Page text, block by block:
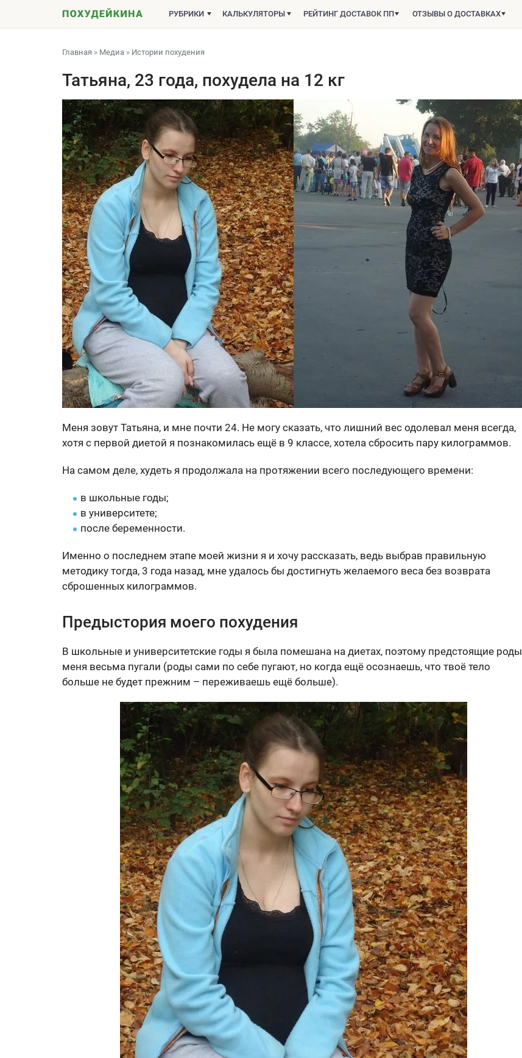
РУБРИКИ КАЛЬКУЛЯТОРЫ РЕЙТИНГ ДОСТАВОК ПП ОТЗЫВЫ О ДОСТАВКАХ
Главная » Медиа » Истории похудения
Татьяна, 23 года, похудела на 12 кг
Меня зовут Татьяна, и мне почти 24. Не могу сказать, что лишний вес одолевал меня всегда,
хотя с первой диетой я познакомилась ещё в 9 классе, хотела сбросить пару килограммов.
На самом деле, худеть я продолжала на протяжении всего последующего времени:
в школьные годы;
в университете;
после беременности.
Именно о последнем этапе моей жизни я и хочу рассказать, ведь выбрав правильную
методику тогда, 3 года назад, мне удалось бы достигнуть желаемого веса без возврата
сброшенных килограммов.
Предыстория моего похудения
В школьные и университетские годы я была помешана на диетах, поэтому предстоящие роды
меня весьма пугали (роды сами по себе пугают, но когда ещё осознаешь, что твоё тело
больше не будет прежним – переживаешь ещё больше).